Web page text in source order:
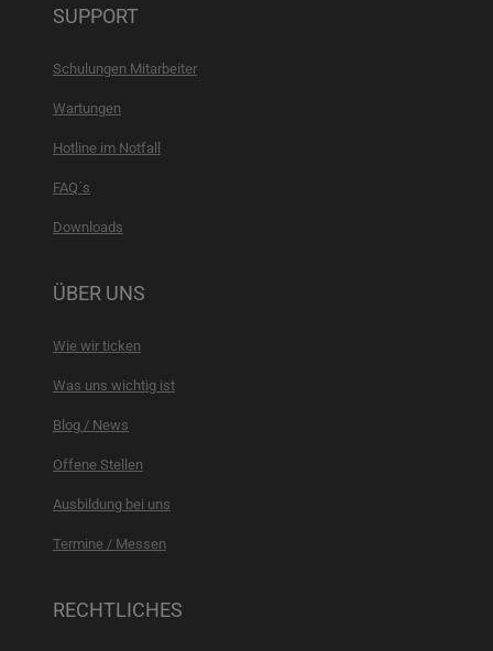
SUPPORT
Schulungen Mitarbeiter
Wartungen
Hotline im Notfall
FAQ´s
Downloads
ÜBER UNS
Wie wir ticken
Was uns wichtig ist
Blog / News
Offene Stellen
Ausbildung bei uns
Termine / Messen
RECHTLICHES